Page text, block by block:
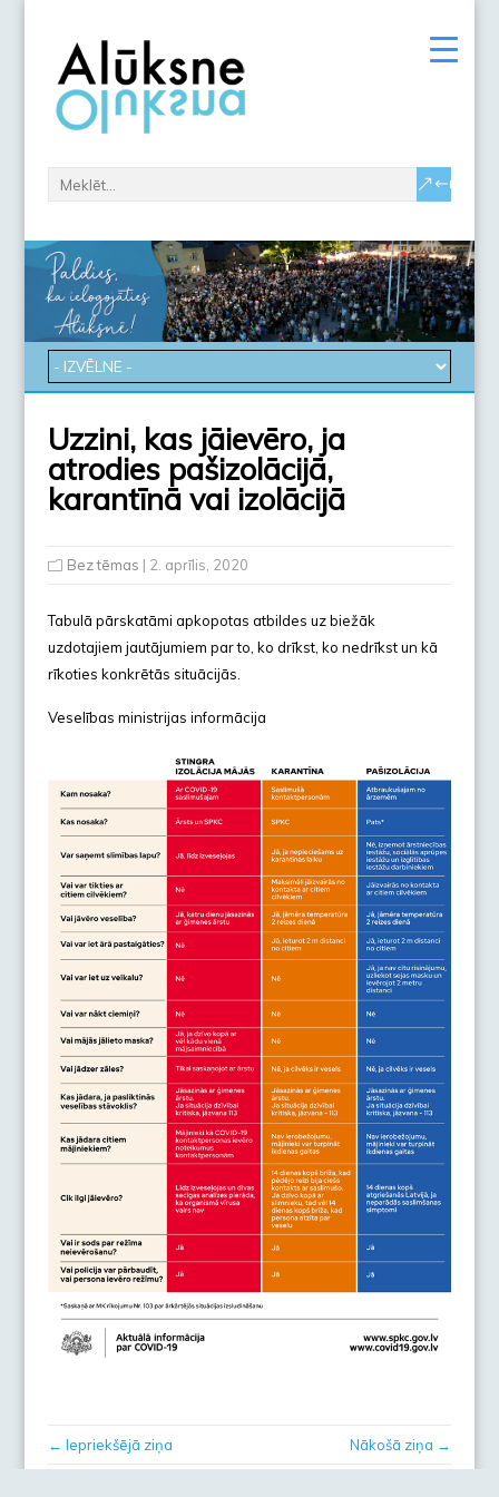
Uzzini, kas jāievēro, ja
atrodies pašizolācijā,
karantīnā vai izolācijā
Bez tēmas | 2. aprīlis, 2020
Tabulā pārskatāmi apkopotas atbildes uz biežāk
uzdotajiem jautājumiem par to, ko drīkst, ko nedrīkst un kā
rīkoties konkrētās situācijās.
Veselības ministrijas informācija
← Iepriekšējā ziņa Nākošā ziņa →